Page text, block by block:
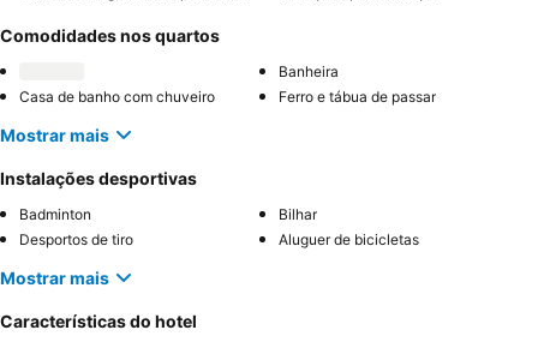
Comodidades nos quartos
Banheira
Casa de banho com chuveiro
Ferro e tábua de passar
Mostrar mais
Instalações desportivas
Badminton
Bilhar
Desportos de tiro
Aluguer de bicicletas
Mostrar mais
Características do hotel